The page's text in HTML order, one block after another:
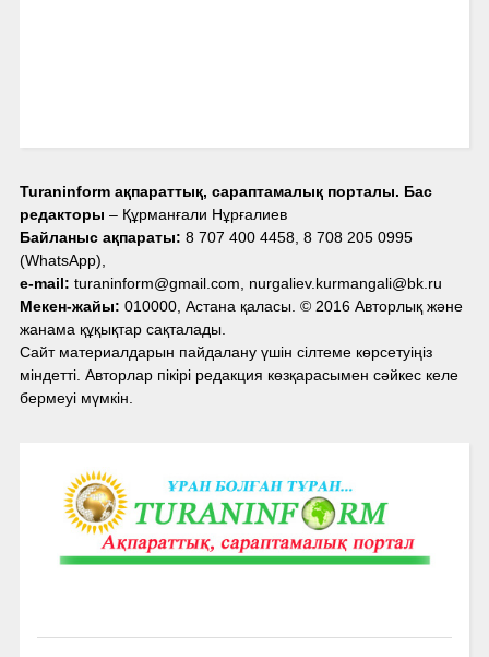
Turaninform ақпараттық, сараптамалық порталы. Бас
редакторы – Құрманғали Нұрғалиев
Байланыс ақпараты: 8 707 400 4458, 8 708 205 0995
(WhatsApp),
e-mail: turaninform@gmail.com, nurgaliev.kurmangali@bk.ru
Мекен-жайы: 010000, Астана қаласы. © 2016 Авторлық және
жанама құқықтар сақталады.
Сайт материалдарын пайдалану үшін сілтеме көрсетуіңіз
міндетті. Авторлар пікірі редакция көзқарасымен сәйкес келе
бермеуі мүмкін.